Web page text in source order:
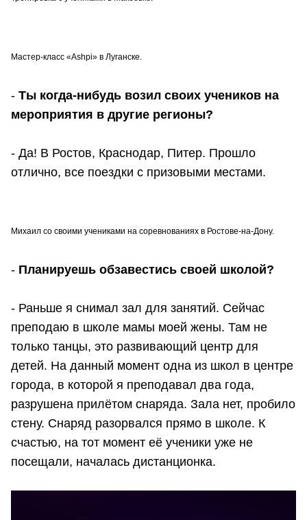
Мастер-класс «Ashpi» в Луганске.
- Ты когда-нибудь возил своих учеников на
мероприятия в другие регионы?
- Да! В Ростов, Краснодар, Питер. Прошло
отлично, все поездки с призовыми местами.
Михаил со своими учениками на соревнованиях в Ростове-на-Дону.
- Планируешь обзавестись своей школой?
- Раньше я снимал зал для занятий. Сейчас
преподаю в школе мамы моей жены. Там не
только танцы, это развивающий центр для
детей. На данный момент одна из школ в центре
города, в которой я преподавал два года,
разрушена прилётом снаряда. Зала нет, пробило
стену. Снаряд разорвался прямо в школе. К
счастью, на тот момент её ученики уже не
посещали, началась дистанционка.